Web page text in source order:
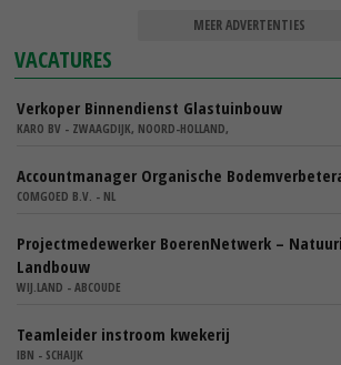
MEER ADVERTENTIES
VACATURES
Verkoper Binnendienst Glastuinbouw
KARO BV - ZWAAGDIJK, NOORD-HOLLAND,
Accountmanager Organische
COMGOED B.V. - NL
Projectmedewerker BoerenNetwerk –
Landbouw
WIJ.LAND - ABCOUDE
Teamleider instroom kwekerij
IBN - SCHAIJK